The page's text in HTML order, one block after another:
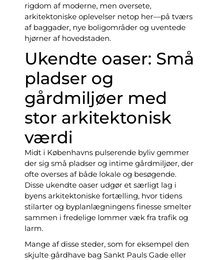
rigdom af moderne, men oversete,
arkitektoniske oplevelser netop her—på tværs
af baggader, nye boligområder og uventede
hjørner af hovedstaden.
Ukendte oaser: Små
pladser og
gårdmiljøer med
stor arkitektonisk
værdi
Midt i Københavns pulserende byliv gemmer
der sig små pladser og intime gårdmiljøer, der
ofte overses af både lokale og besøgende.
Disse ukendte oaser udgør et særligt lag i
byens arkitektoniske fortælling, hvor tidens
stilarter og byplanlægningens finesse smelter
sammen i fredelige lommer væk fra trafik og
larm.
Mange af disse steder, som for eksempel den
skjulte gårdhave bag Sankt Pauls Gade eller